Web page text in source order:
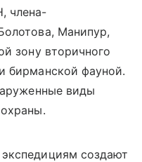
члена-
Манипур,
зону вторичного
бирманской фауной.
виды
создают